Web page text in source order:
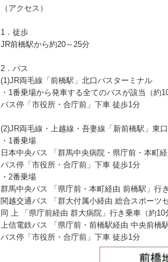
（アクセス）
1．徒歩
JR前橋駅から約20～25分
2．バス
(1)JR両毛線「前橋駅」北口バスターミナル
・1番乗場から発車する全てのバスが該当（約10
バス停「市役所・合庁前」下車 徒歩1分
(2)JR両毛線・上越線・吾妻線「新前橋駅」東
・1番乗場
日本中央バス 「群馬中央病院・県庁前・本町
バス停「市役所・合庁前」下車 徒歩1分
・2番乗場
群馬中央バス 「県庁前・本町経由 前橋駅」行
関越交通バス 「群大付属小経由 総合スポーツ
同 上 「県庁前経由 群大病院」行き乗車（約10
上信電鉄バス 「県庁前・前橋駅経由 中央前橋
バス停「市役所・合庁前」下車 徒歩1分